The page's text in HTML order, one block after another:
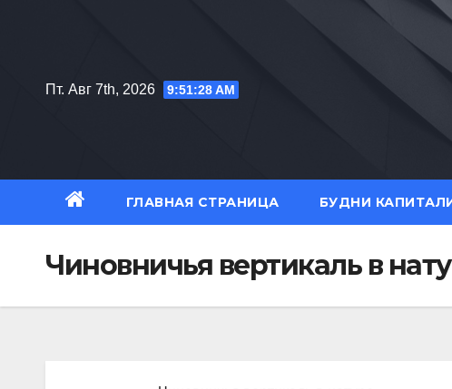
Пт. Авг 7th, 2026
9:51:29 AM
ГЛАВНАЯ СТРАНИЦА БУДНИ
Чиновничья вертикаль в